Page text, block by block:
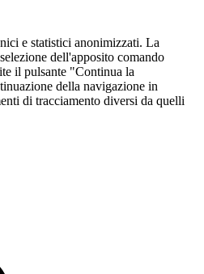
e statistici anonimizzati. La
dell'apposito comando
il pulsante "Continua la
della navigazione in
di tracciamento diversi da quelli